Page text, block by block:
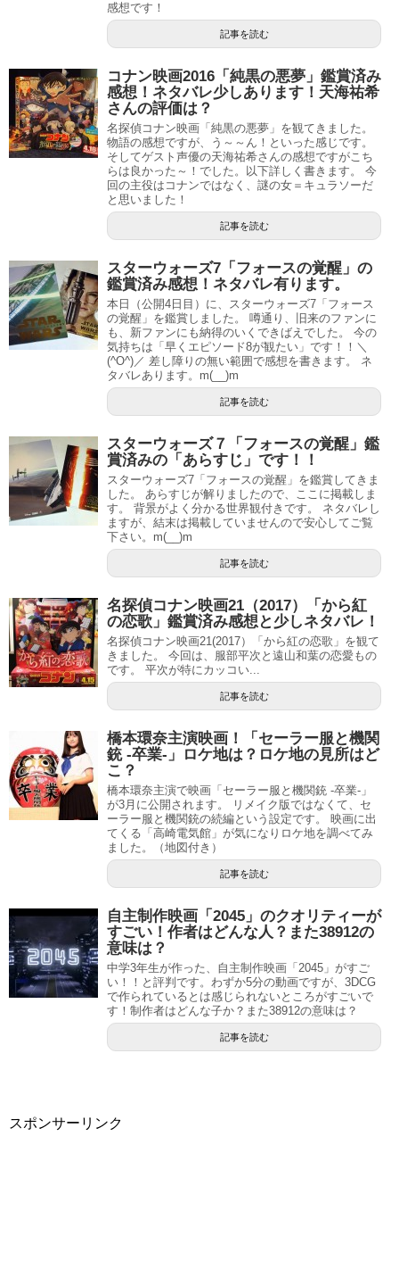
感想です！
記事を読む
コナン映画2016「純黒の悪夢」鑑賞済み
感想！ネタバレ少しあります！天海祐希
さんの評価は？
名探偵コナン映画「純黒の悪夢」を観てきました。
物語の感想ですが、う～～ん！といった感じです。
そしてゲスト声優の天海祐希さんの感想ですがこち
らは良かった～！でした。以下詳しく書きます。 今
回の主役はコナンではなく、謎の女＝キュラソーだ
と思いました！
記事を読む
スターウォーズ7「フォースの覚醒」の
鑑賞済み感想！ネタバレ有ります。
本日（公開4日目）に、スターウォーズ7「フォース
の覚醒」を鑑賞しました。 噂通り、旧来のファンに
も、新ファンにも納得のいくできばえでした。 今の
気持ちは「早くエピソード8が観たい」です！！＼
(^O^)／ 差し障りの無い範囲で感想を書きます。 ネ
タバレあります。m(__)m
記事を読む
スターウォーズ７「フォースの覚醒」鑑
賞済みの「あらすじ」です！！
スターウォーズ7「フォースの覚醒」を鑑賞してきま
した。 あらすじが解りましたので、ここに掲載しま
す。 背景がよく分かる世界観付きです。 ネタバレし
ますが、結末は掲載していませんので安心してご覧
下さい。m(__)m
記事を読む
名探偵コナン映画21（2017）「から紅
の恋歌」鑑賞済み感想と少しネタバレ！
名探偵コナン映画21(2017）「から紅の恋歌」を観て
きました。 今回は、服部平次と遠山和葉の恋愛もの
です。 平次が特にカッコい...
記事を読む
橋本環奈主演映画！「セーラー服と機関
銃 -卒業-」ロケ地は？ロケ地の見所はど
こ？
橋本環奈主演で映画「セーラー服と機関銃 -卒業-」
が3月に公開されます。 リメイク版ではなくて、セ
ーラー服と機関銃の続編という設定です。 映画に出
てくる「高崎電気館」が気になりロケ地を調べてみ
ました。（地図付き）
記事を読む
自主制作映画「2045」のクオリティーが
すごい！作者はどんな人？また38912の
意味は？
中学3年生が作った、自主制作映画「2045」がすご
い！！と評判です。わずか5分の動画ですが、3DCG
で作られているとは感じられないところがすごいで
す！制作者はどんな子か？また38912の意味は？
記事を読む
スポンサーリンク